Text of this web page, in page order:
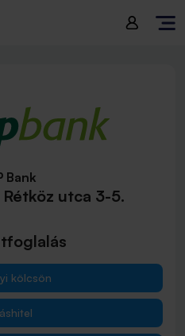
Bank
Rétköz utca 3-5.
kölcsön